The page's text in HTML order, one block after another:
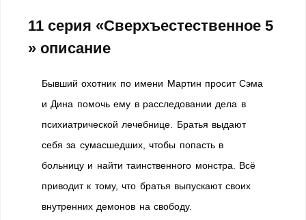
11 серия «Сверхъестественное 5
» описание
Бывший охотник по имени Мартин просит Сэма
и Дина помочь ему в расследовании дела в
психиатрической лечебнице. Братья выдают
себя за сумасшедших, чтобы попасть в
больницу и найти таинственного монстра. Всё
приводит к тому, что братья выпускают своих
внутренних демонов на свободу.